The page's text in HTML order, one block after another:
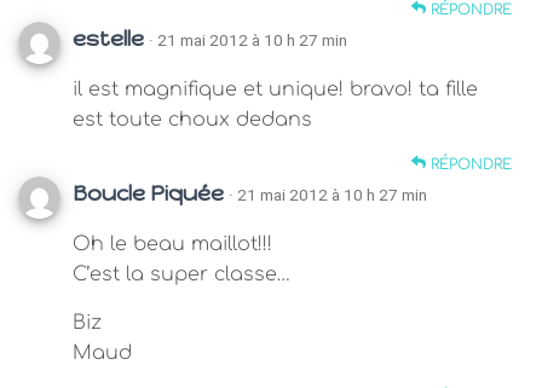
RÉPONDRE
estelle · 21 mai 2012 à 10 h 27 min
il est magnifique et unique! bravo! ta fille
est toute choux dedans
RÉPONDRE
Boucle Piquée · 21 mai 2012 à 10 h 27 min
Oh le beau maillot!!!
C’est la super classe…
Biz
Maud